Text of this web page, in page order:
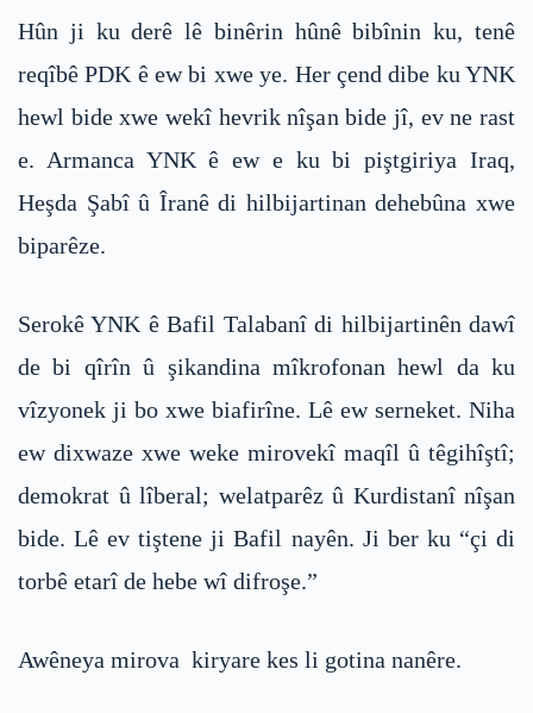
Hûn ji ku derê lê binêrin hûnê bibînin ku, tenê
reqîbê PDK ê ew bi xwe ye. Her çend dibe ku YNK
hewl bide xwe wekî hevrik nîşan bide jî, ev ne rast
e. Armanca YNK ê ew e ku bi piştgiriya Iraq,
Heşda Şabî û Îranê di hilbijartinan dehebûna xwe
biparêze.
Serokê YNK ê Bafil Talabanî di hilbijartinên dawî
de bi qîrîn û şikandina mîkrofonan hewl da ku
vîzyonek ji bo xwe biafirîne. Lê ew serneket. Niha
ew dixwaze xwe weke mirovekî maqîl û têgihîştî;
demokrat û lîberal; welatparêz û Kurdistanî nîşan
bide. Lê ev tiştene ji Bafil nayên. Ji ber ku “çi di
torbê etarî de hebe wî difroşe.”
Awêneya mirova kiryare kes li gotina nanêre.